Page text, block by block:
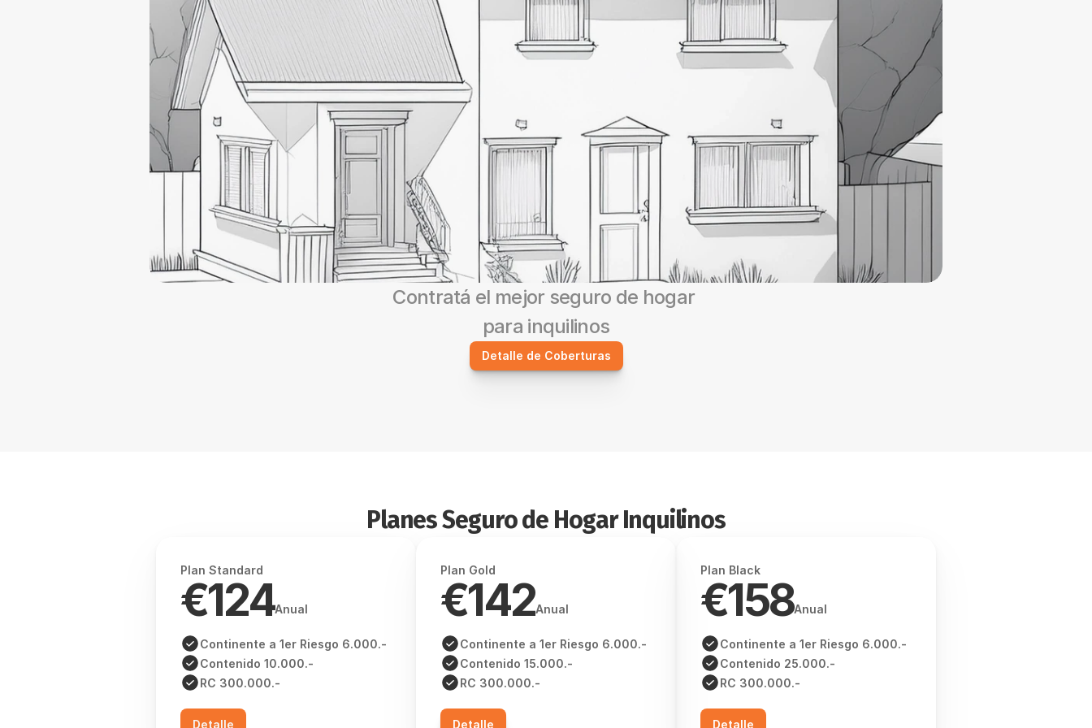
Contratá el mejor seguro de hogar
para inquilinos
Detalle de Coberturas
Planes Seguro de Hogar Inquilinos
Plan Standard
€124Anual
Continente a 1er Riesgo 6.000.-
Contenido 10.000.-
RC 300.000.-
Detalle
Plan Gold
€142Anual
Continente a 1er Riesgo 6.000.-
Contenido 15.000.-
RC 300.000.-
Detalle
Plan Black
€158Anual
Continente a 1er Riesgo 6.000.-
Contenido 25.000.-
RC 300.000.-
Detalle